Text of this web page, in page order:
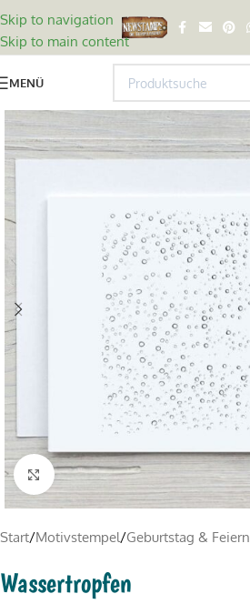
Skip to navigation
Skip to main content
MENÜ
Click to enlarge
Start/Motivstempel/Geburtstag & Feiern
Wassertropfen